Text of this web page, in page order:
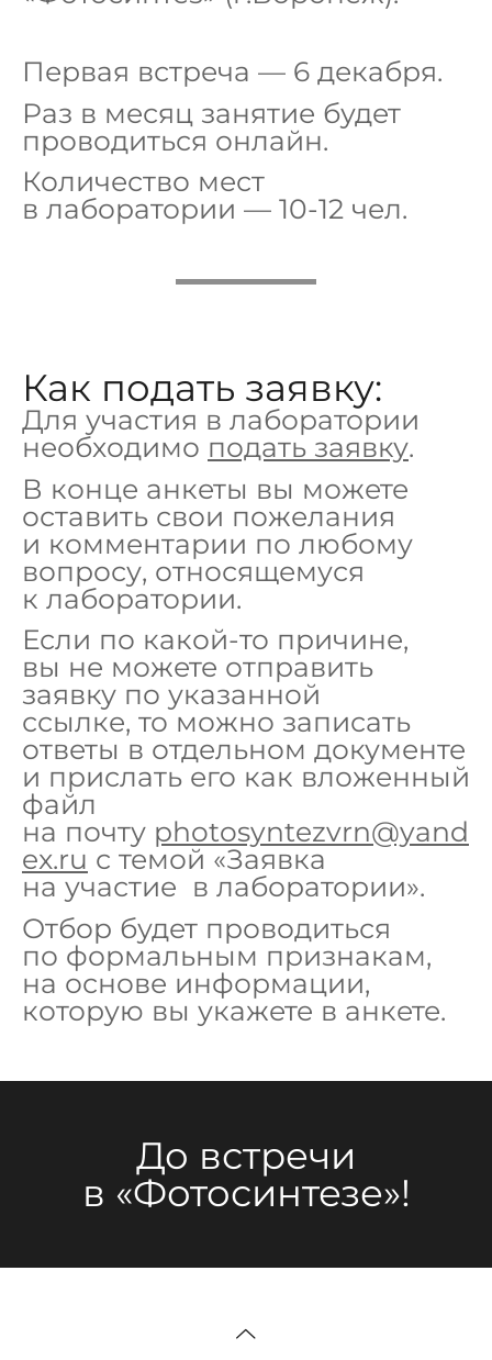
Первая встреча — 6 декабря.
Раз в месяц занятие будет
проводиться онлайн.
Количество мест
в лаборатории — 10-12 чел.
Как подать заявку:
Для участия в лаборатории
необходимо подать заявку.
В конце анкеты вы можете
оставить свои пожелания
и комментарии по любому
вопросу, относящемуся
к лаборатории.
Если по какой-то причине,
вы не можете отправить
заявку по указанной
ссылке, то можно записать
ответы в отдельном документе
и прислать его как вложенный
файл
на почту photosyntezvrn@yand
ex.ru с темой «Заявка
на участие в лаборатории».
Отбор будет проводиться
по формальным признакам,
на основе информации,
которую вы укажете в анкете.
До встречи
в «Фотосинтезе»!